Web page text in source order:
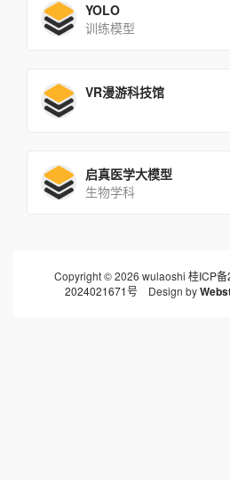
YOLO
训练模型
VR漫游科技馆
启真医学大模型
生物学科
Copyright © 2026 wulaoshi 桂ICP
2024021671号Design by